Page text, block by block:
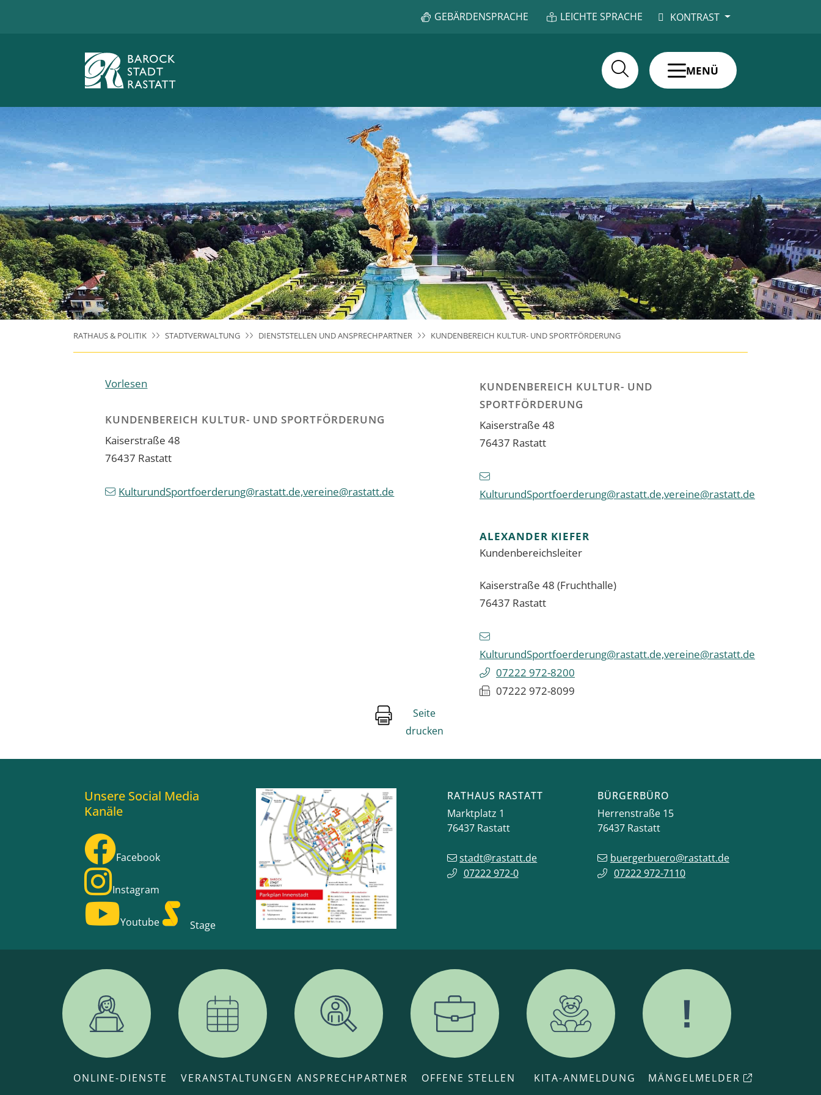
GEBÄRDENSPRACHE LEICHTE SPRACHE KONTRAST
MENÜ
RATHAUS & POLITIK STADTVERWALTUNG DIENSTSTELLEN UND ANSPRECHPARTNER KUNDENBEREICH KULTUR- UND SPORTFÖRDERUNG
Vorlesen
KUNDENBEREICH KULTUR- UND SPORTFÖRDERUNG
Kaiserstraße 48
76437 Rastatt
KulturundSportfoerderung@rastatt.de,vereine@rastatt.de
KUNDENBEREICH KULTUR- UND
SPORTFÖRDERUNG
Kaiserstraße 48
76437 Rastatt
KulturundSportfoerderung@rastatt.de,vereine@rastatt.de
ALEXANDER KIEFER
Kundenbereichsleiter
Kaiserstraße 48 (Fruchthalle)
76437 Rastatt
KulturundSportfoerderung@rastatt.de,vereine@rastatt.de
07222 972-8200
07222 972-8099
Seite
drucken
Unsere Social Media
Kanäle
Facebook
Instagram
Youtube Stage
RATHAUS RASTATT
Marktplatz 1
76437 Rastatt
stadt@rastatt.de
07222 972-0
BÜRGERBÜRO
Herrenstraße 15
76437 Rastatt
buergerbuero@rastatt.de
07222 972-7110
ONLINE-DIENSTE VERANSTALTUNGEN ANSPRECHPARTNER OFFENE STELLEN KITA-ANMELDUNG MÄNGELMELDER